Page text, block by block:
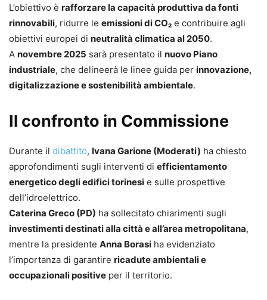
L’obiettivo è rafforzare la capacità produttiva da fonti
rinnovabili, ridurre le emissioni di CO₂ e contribuire agli
obiettivi europei di neutralità climatica al 2050.
A novembre 2025 sarà presentato il nuovo Piano
industriale, che delineerà le linee guida per innovazione,
digitalizzazione e sostenibilità ambientale.
Il confronto in Commissione
Durante il dibattito, Ivana Garione (Moderati) ha chiesto
approfondimenti sugli interventi di efficientamento
energetico degli edifici torinesi e sulle prospettive
dell’idroelettrico.
Caterina Greco (PD) ha sollecitato chiarimenti sugli
investimenti destinati alla città e all’area metropolitana,
mentre la presidente Anna Borasi ha evidenziato
l’importanza di garantire ricadute ambientali e
occupazionali positive per il territorio.